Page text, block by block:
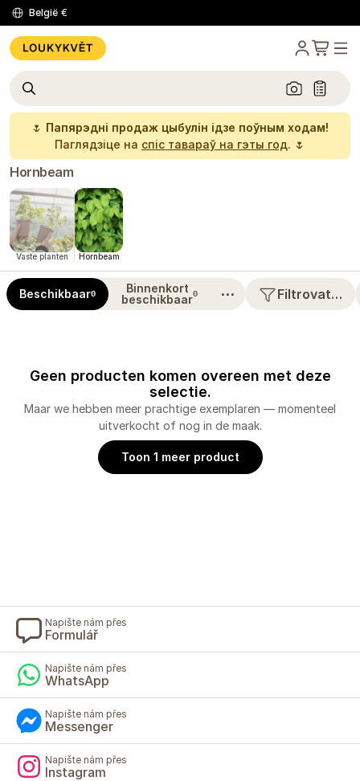
België €
🌷 Папярэдні продаж цыбулін ідзе поўным ходам!
Паглядзіце на спіс тавараў на гэты год. 🌷
Hornbeam
Vaste planten Hornbeam
Beschikbaar0
Binnenkort
beschikbaar0 ⋯ Filtrovat…
Geen producten komen overeen met deze
selectie.
Maar we hebben meer prachtige exemplaren — momenteel
uitverkocht of nog in de maak.
Toon 1 meer product
Napište nám přes
Formulář
Napište nám přes
WhatsApp
Napište nám přes
Messenger
Napište nám přes
Instagram